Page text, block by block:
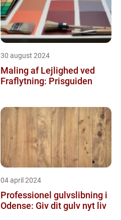
30 august 2024
Maling af Lejlighed ved
Fraflytning: Prisguiden
04 april 2024
Professionel gulvslibning i
Odense: Giv dit gulv nyt liv